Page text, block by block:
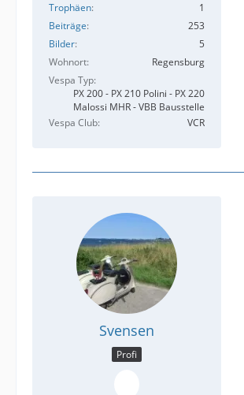
Trophäen
1
Beiträge
253
Bilder
5
Wohnort
Regensburg
Vespa Typ
PX 200 - PX 210 Polini - PX 220
Malossi MHR - VBB Bausstelle
Vespa Club
VCR
Svensen
Profi